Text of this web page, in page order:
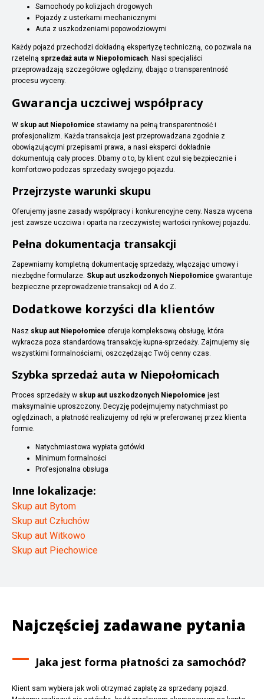
Samochody po kolizjach drogowych
Pojazdy z usterkami mechanicznymi
Auta z uszkodzeniami popowodziowymi
Każdy pojazd przechodzi dokładną ekspertyzę techniczną, co pozwala na
rzetelną sprzedaż auta w Niepołomicach. Nasi specjaliści
przeprowadzają szczegółowe oględziny, dbając o transparentność
procesu wyceny.
Gwarancja uczciwej współpracy
W skup aut Niepołomice stawiamy na pełną transparentność i
profesjonalizm. Każda transakcja jest przeprowadzana zgodnie z
obowiązującymi przepisami prawa, a nasi eksperci dokładnie
dokumentują cały proces. Dbamy o to, by klient czuł się bezpiecznie i
komfortowo podczas sprzedaży swojego pojazdu.
Przejrzyste warunki skupu
Oferujemy jasne zasady współpracy i konkurencyjne ceny. Nasza wycena
jest zawsze uczciwa i oparta na rzeczywistej wartości rynkowej pojazdu.
Pełna dokumentacja transakcji
Zapewniamy kompletną dokumentację sprzedaży, włączając umowy i
niezbędne formularze. Skup aut uszkodzonych Niepołomice gwarantuje
bezpieczne przeprowadzenie transakcji od A do Z.
Dodatkowe korzyści dla klientów
Nasz skup aut Niepołomice oferuje kompleksową obsługę, która
wykracza poza standardową transakcję kupna-sprzedaży. Zajmujemy się
wszystkimi formalnościami, oszczędzając Twój cenny czas.
Szybka sprzedaż auta w Niepołomicach
Proces sprzedaży w skup aut uszkodzonych Niepołomice jest
maksymalnie uproszczony. Decyzję podejmujemy natychmiast po
oględzinach, a płatność realizujemy od ręki w preferowanej przez klienta
formie.
Natychmiastowa wypłata gotówki
Minimum formalności
Profesjonalna obsługa
Inne lokalizacje:
Skup aut Bytom
Skup aut Człuchów
Skup aut Witkowo
Skup aut Piechowice
Najczęściej zadawane pytania
Jaka jest forma płatności za samochód?
Klient sam wybiera jak woli otrzymać zapłatę za sprzedany pojazd.